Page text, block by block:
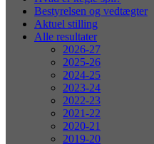
Bestyrelsen og vedtægter
Aktuel stilling
Alle resultater
2026-27
2025-26
2024-25
2023-24
2022-23
2021-22
2020-21
2019-20